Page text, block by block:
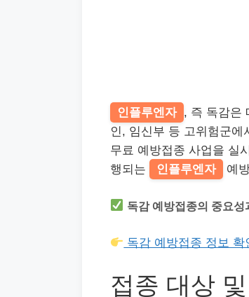
인플루엔자 , 즉 독감은
인, 임신부 등 고위험군
무료 예방접종 사업을 실
행되는
인플루엔자 예
독감 예방접종의 중요성
독감 예방접종 정보 확
접종 대상